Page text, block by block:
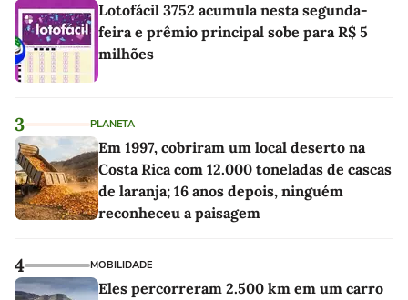
Lotofácil 3752 acumula nesta segunda-
feira e prêmio principal sobe para R$ 5
milhões
3 PLANETA
Em 1997, cobriram um local deserto na
Costa Rica com 12.000 toneladas de cascas
de laranja; 16 anos depois, ninguém
reconheceu a paisagem
4 MOBILIDADE
Eles percorreram 2.500 km em um carro